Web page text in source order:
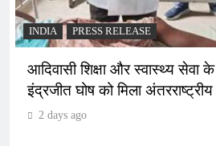
INDIA PRESS RELEASE
आदिवासी शिक्षा और स्वास्थ्य सेवा के
इंद्रजीत घोष को मिला
2 days ago